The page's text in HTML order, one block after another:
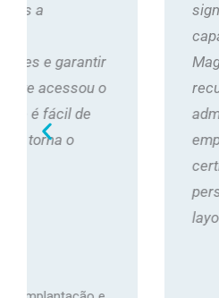
significativa no
capacitação dos
Magistral. Com o Kubo,
recursos que fizeram a
administração de
empresas, geração
certificados, perfis de
personalizados e a
layout exclusivo para a